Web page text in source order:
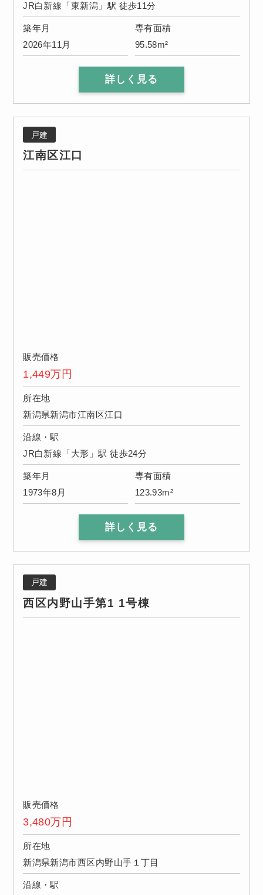
JR白新線「東新潟」駅 徒歩11分
築年月
2026年11月
専有面積
95.58m²
詳しく見る
戸建
江南区江口
販売価格
1,449万円
所在地
新潟県新潟市江南区江口
沿線・駅
JR白新線「大形」駅 徒歩24分
築年月
1973年8月
専有面積
123.93m²
詳しく見る
戸建
西区内野山手第1 1号棟
販売価格
3,480万円
所在地
新潟県新潟市西区内野山手１丁目
沿線・駅